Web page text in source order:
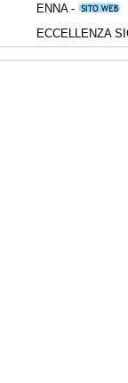
ENNA -
ECCELLENZA